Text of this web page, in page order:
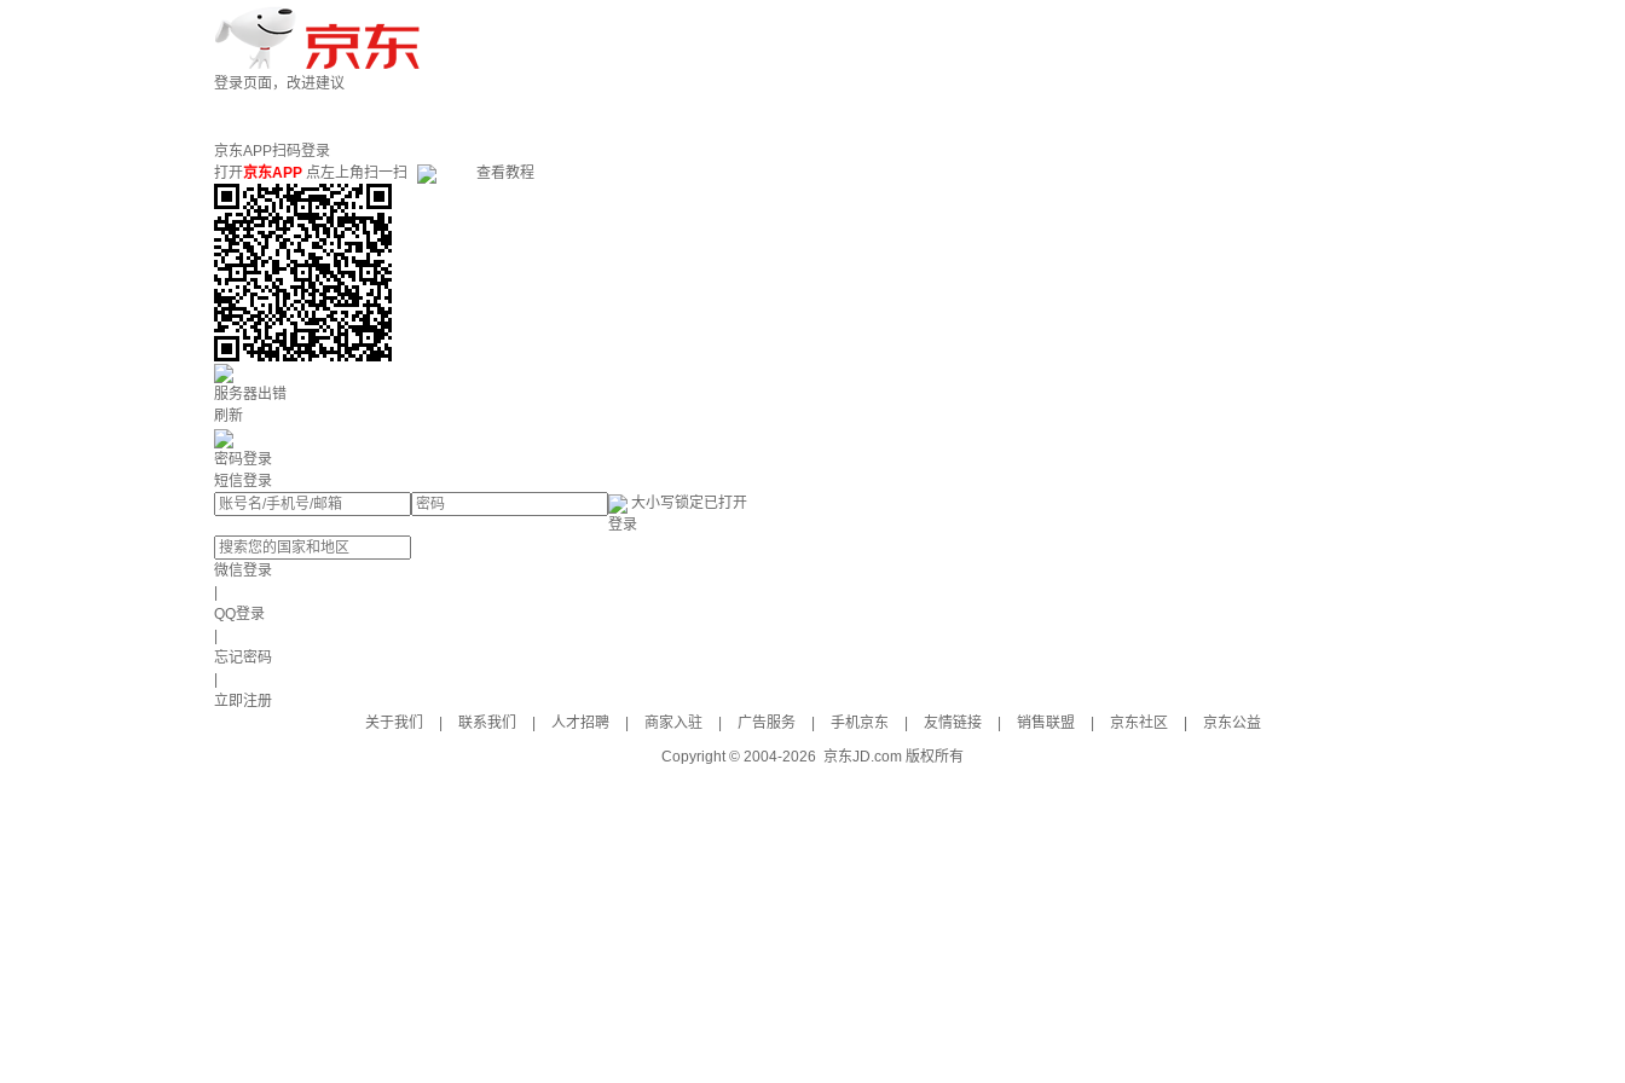
登录页面，改进建议
京东APP扫码登录
打开京东APP 点左上角扫一扫 查看教程
服务器出错
刷新
密码登录
短信登录
大小写锁定已打开
登录
微信登录
QQ登录
忘记密码
立即注册
关于我们
联系我们 人才招聘 商家入驻 广告服务 手机京东 友情链接 销售联盟 京东社区
京东公益
Copyright © 2004-2026 京东JD.com 版权所有